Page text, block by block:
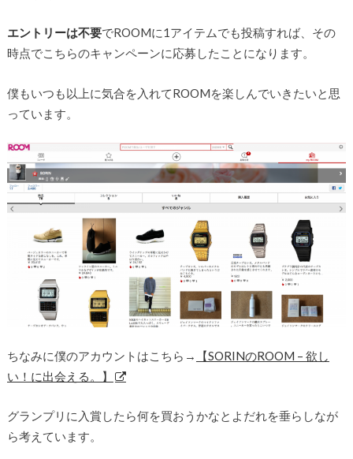
エントリーは不要でROOMに1アイテムでも投稿すれば、その
時点でこちらのキャンペーンに応募したことになります。
僕もいつも以上に気合を入れてROOMを楽しんでいきたいと思
っています。
ちなみに僕のアカウントはこちら→
【SORINのROOM – 欲し
い！に出会える。】
グランプリに入賞したら何を買おうかなとよだれを垂らしなが
ら考えています。